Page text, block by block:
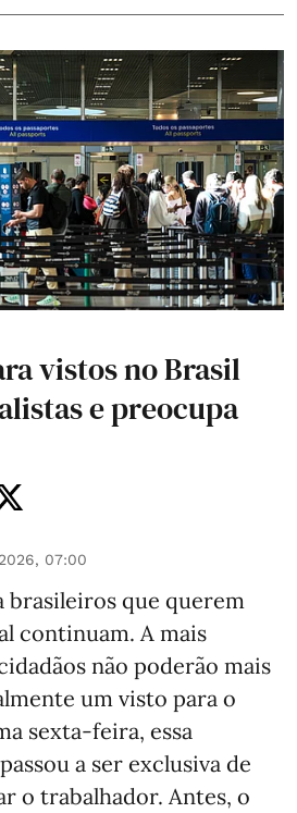
vistos no Brasil
e preocupa
07:00
brasileiros que querem
continuam. A mais
não poderão mais
um visto para o
sexta-feira, essa
a ser exclusiva de
o trabalhador. Antes, o